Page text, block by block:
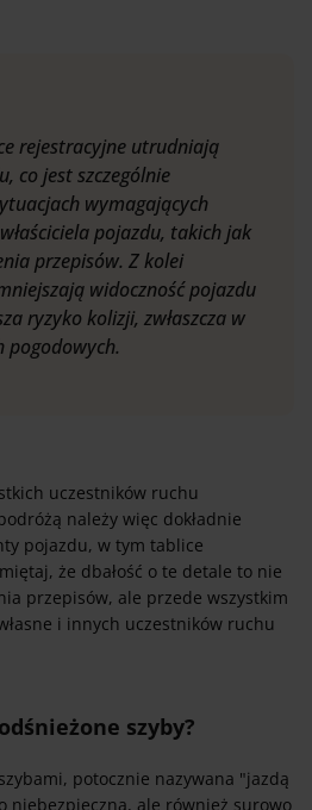
rejestracyjne utrudniają
co jest szczególnie
wymagających
pojazdu, takich jak
przepisów. Z kolei
widoczność pojazdu
ryzyko kolizji, zwłaszcza w
pogodowych.
uczestników ruchu
należy więc dokładnie
pojazdu, w tym tablice
że dbałość o te detale to nie
przepisów, ale przede wszystkim
i innych uczestników ruchu
szyby?
potocznie nazywana "jazdą
niebezpieczna, ale również surowo